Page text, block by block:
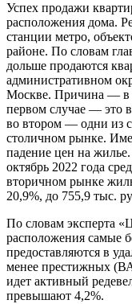
Успех продажи
расположения дома.
станции метро,
районе. По словам
дольше продаются
административном
Москве. Причина — в
первом случае — это
во втором — одни из
столичном рынке.
падение цен на
октябрь 2022 года
вторичном рынке
20,9%, до 755,9 тыс.
По словам эксперта
расположения самые
предоставляются в
менее престижных
идет активный
превышают 4,2%.